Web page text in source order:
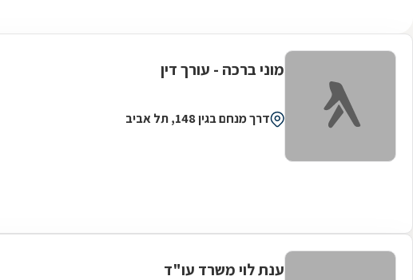
מוני ברכה - עורך דין
דרך מנחם בגין 148, תל אביב
ענת לוי משרד עו"ד